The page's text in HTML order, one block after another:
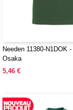
Needen 11380-N1DOK
Osaka
5,46 €